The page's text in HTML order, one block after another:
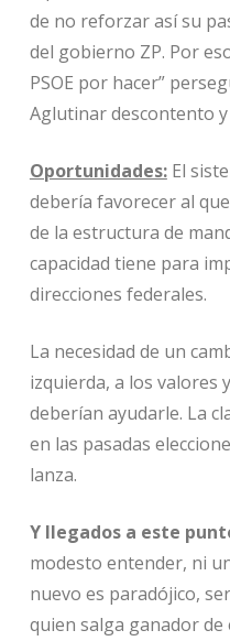
de no reforzar así su
del gobierno ZP. Por
PSOE por hacer”
Aglutinar descontento
Oportunidades:El
debería favorecer al
de la estructura de
capacidad tiene para
direcciones federales.
La necesidad de un
izquierda, a los valores
deberían ayudarle. La
en las pasadas
lanza.
Y llegados a este
modesto entender, ni
nuevo es paradójico,
quien salga ganador